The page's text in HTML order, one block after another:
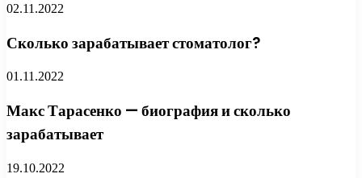
02.11.2022
Сколько зарабатывает стоматолог?
01.11.2022
Макс Тарасенко — биография и сколько
зарабатывает
19.10.2022